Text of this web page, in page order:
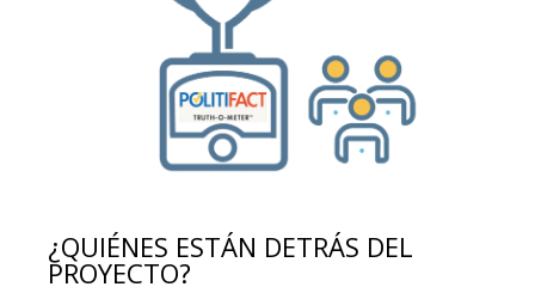
¿QUIÉNES ESTÁN DETRÁS DEL
PROYECTO?